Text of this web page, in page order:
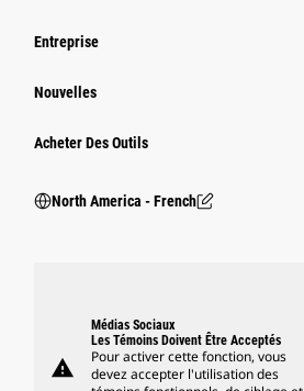
Entreprise
Nouvelles
Acheter Des Outils
North America - French
warning
Médias Sociaux
Les Témoins Doivent Être Acceptés
Pour activer cette fonction, vous
devez accepter l'utilisation des